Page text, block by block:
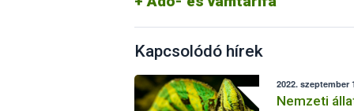
Kapcsolódó hírek
2022. szeptember
Nemzeti